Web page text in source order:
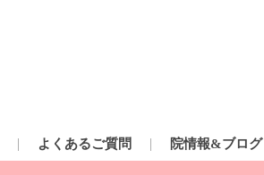
よくあるご質問 院情報&ブログ